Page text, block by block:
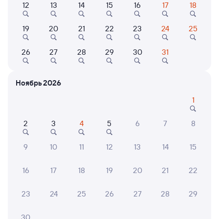
Самый быстрый Фирменный
014Н Проходящий 9,4
Санкт-Петербург
13:40 06:06
Маршрут
Плацкарт
от 8 ⁠582 ⁠₽
Купе
11 ⁠002 ⁠₽
Выберите дату
Даже если сейчас нет мест
12 13 14 15 16 17 18
19 20 21 22 23 24 25
26 27 28 29 30 31
Ноябрь 2026
1
2 3 4 5 6 7 8
9 10 11 12 13 14 15
16 17 18 19 20 21 22
23 24 25 26 27 28 29